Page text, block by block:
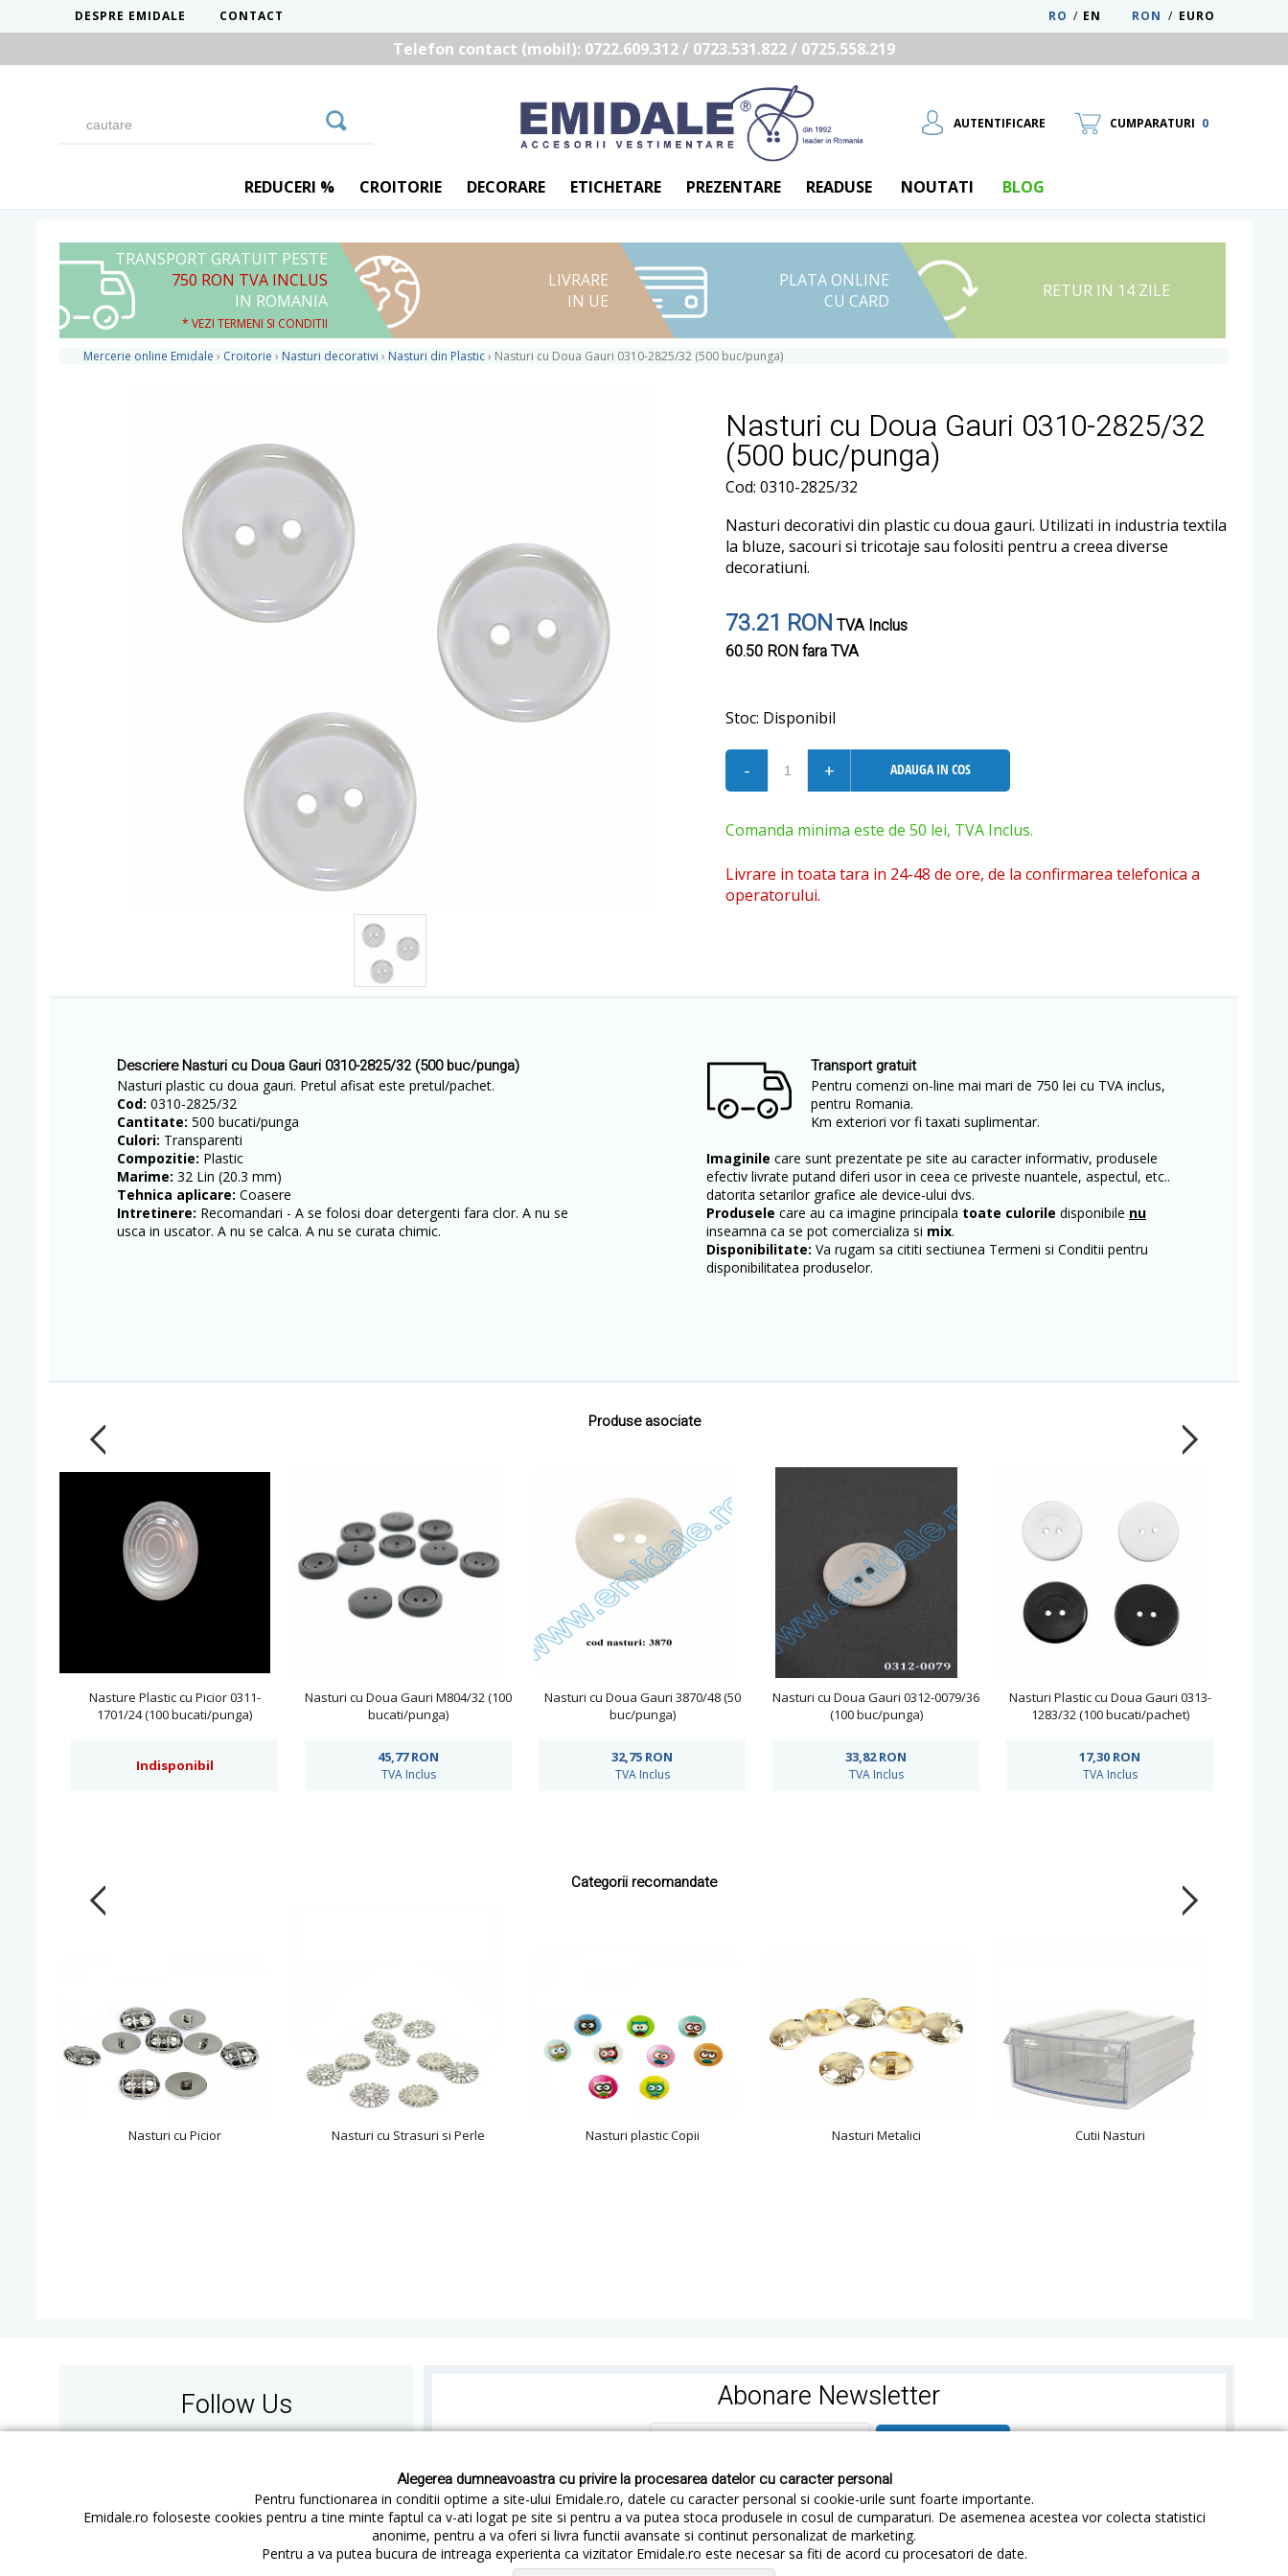
Alegerea dumneavoastra cu privire la procesarea datelor cu caracter personal
Pentru functionarea in conditii optime a site-ului Emidale.ro, datele cu caracter personal si cookie-urile sunt foarte importante.
Emidale.ro foloseste cookies pentru a tine minte faptul ca v-ati logat pe site si pentru a va putea stoca produsele in cosul de cumparaturi. De asemenea acestea vor colecta statistici
anonime, pentru a va oferi si livra functii avansate si continut personalizat de marketing.
Pentru a va putea bucura de intreaga experienta ca vizitator Emidale.ro este necesar sa fiti de acord cu procesatori de date.
DESPRE EMIDALE CONTACT RON / EURO
EN
/
RO
Telefon contact (mobil): 0722.609.312 / 0723.531.822 / 0725.558.219
AUTENTIFICARE
UTILIZATOR NOU
RECUPEREAZA PAROLA
CUMPARATURI 0
REDUCERI % CROITORIE DECORARE ETICHETARE PREZENTARE READUSE NOUTATI BLOG
TRANSPORT GRATUIT PESTE
750 RON TVA INCLUS
IN ROMANIA
* VEZI TERMENI SI CONDITII
LIVRARE
IN UE
PLATA ONLINE
CU CARD
RETUR IN 14 ZILE
Mercerie online Emidale › Croitorie › Nasturi decorativi › Nasturi din Plastic› Nasturi cu Doua Gauri 0310-2825/32 (500 buc/punga)
Nasturi cu Doua Gauri 0310-2825/32
(500 buc/punga)
Cod: 0310-2825/32
Nasturi decorativi din plastic cu doua gauri. Utilizati in industria textila
la bluze, sacouri si tricotaje sau folositi pentru a creea diverse
decoratiuni.
73.21 RON TVA Inclus
60.50 RONfara TVA
Stoc: Disponibil
- + ADAUGA IN COS
Comanda minima este de 50 lei, TVA Inclus.
Livrare in toata tara in 24-48 de ore, de la confirmarea telefonica a
operatorului.
Descriere Nasturi cu Doua Gauri 0310-2825/32 (500 buc/punga)
​​Nasturi plastic cu doua gauri. Pretul afisat este pretul/pachet.
Cod: 0310-2825/32
Cantitate: 500 bucati/punga
Culori: Transparenti
Compozitie: Plastic
Marime: 32 Lin (20.3 mm)
Tehnica aplicare: Coasere
Intretinere: Recomandari - A se folosi doar detergenti fara clor. A nu se
usca in uscator. A nu se calca. A nu se curata chimic.
Transport gratuit
Pentru comenzi on-line mai mari de 750 lei cu TVA inclus,
pentru Romania.
Km exteriori vor fi taxati suplimentar.
Imaginile care sunt prezentate pe site au caracter informativ, produsele
efectiv livrate putand diferi usor in ceea ce priveste nuantele, aspectul, etc..
datorita setarilor grafice ale device-ului dvs.
Produsele care au ca imagine principala toate culorile disponibile nu
inseamna ca se pot comercializa si mix.
Disponibilitate: Va rugam sa cititi sectiunea Termeni si Conditii pentru
disponibilitatea produselor.
Produse asociate
Nasture Plastic cu Picior 0311-
1701/24 (100 bucati/punga)
Indisponibil
Nasturi cu Doua Gauri M804/32 (100
bucati/punga)
45,77RON
TVA Inclus
Nasturi cu Doua Gauri 3870/48 (50
buc/punga)
32,75 RON
TVA Inclus
Nasturi cu Doua Gauri 0312-0079/36
(100 buc/punga)
33,82RON
TVA Inclus
Nasturi Plastic cu Doua Gauri 0313-
1283/32 (100 bucati/pachet)
17,30 RON
TVA Inclus
Categorii recomandate
Nasturi cu Picior Nasturi cu Strasuri si Perle Nasturi plastic Copii Nasturi Metalici Cutii Nasturi
Follow Us Abonare Newsletter
Cum cumperi Cum platesc Cum livram Cum returnezi Termeni si Conditii Confidentialitate Sitemap